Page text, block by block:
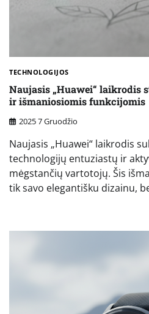
TECHNOLOGIJOS
Naujasis „Huawei“ laikrodis
ir išmaniosiomis funkcijomis
2025 7 Gruodžio
Naujasis „Huawei“ laikrodis
technologijų entuziastų ir
mėgstančių vartotojų. Šis
tik savo elegantišku dizainu,